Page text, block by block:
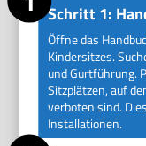
Schritt 1:
Öffne das
Kindersitzes.
und Gurtführung.
Sitzplätzen, auf
verboten sind.
Installationen.